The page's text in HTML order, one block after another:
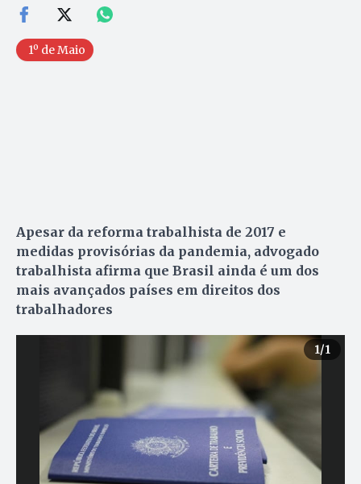
1º de Maio
Apesar da reforma trabalhista de 2017 e
medidas provisórias da pandemia, advogado
trabalhista afirma que Brasil ainda é um dos
mais avançados países em direitos dos
trabalhadores
1/1